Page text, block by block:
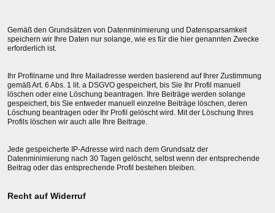
Gemäß den Grundsätzen von Datenminimierung und Datensparsamkeit
speichern wir Ihre Daten nur solange, wie es für die hier genannten Zwecke
erforderlich ist.
Ihr Profilname und Ihre Mailadresse werden basierend auf Ihrer Zustimmung
gemäß Art. 6 Abs. 1 lit. a DSGVO gespeichert, bis Sie Ihr Profil manuell
löschen oder eine Löschung beantragen. Ihre Beiträge werden solange
gespeichert, bis Sie entweder manuell einzelne Beiträge löschen, deren
Löschung beantragen oder Ihr Profil gelöscht wird. Mit der Löschung Ihres
Profils löschen wir auch alle Ihre Beitrage.
Jede gespeicherte IP-Adresse wird nach dem Grundsatz der
Datenminimierung nach 30 Tagen gelöscht, selbst wenn der entsprechende
Beitrag oder das entsprechende Profil bestehen bleiben.
Recht auf Widerruf